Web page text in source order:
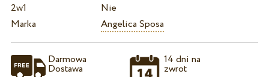
2w1
Nie
Marka
Angelica Sposa
Darmowa
Dostawa
14 dni na
zwrot